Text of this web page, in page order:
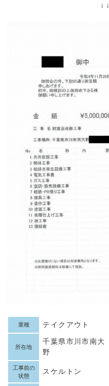
↓
業種 テイクアウト
所在地
千葉県市川市南大
野
工事前の
状態
スケルトン